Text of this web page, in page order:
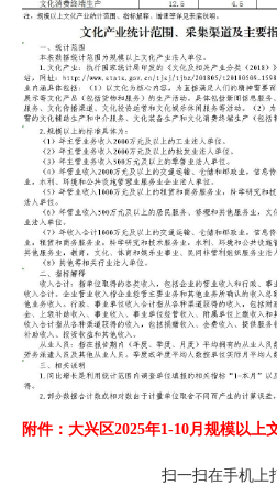
附件：大兴区2025年1-10月规模以上
扫一扫在手机上